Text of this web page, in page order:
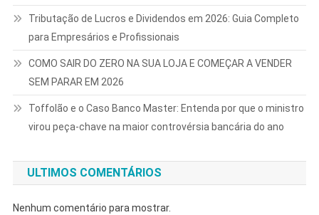
Tributação de Lucros e Dividendos em 2026: Guia Completo
para Empresários e Profissionais
COMO SAIR DO ZERO NA SUA LOJA E COMEÇAR A VENDER
SEM PARAR EM 2026
Toffolão e o Caso Banco Master: Entenda por que o ministro
virou peça-chave na maior controvérsia bancária do ano
ULTIMOS COMENTÁRIOS
Nenhum comentário para mostrar.